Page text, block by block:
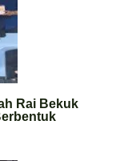
Rai Bekuk